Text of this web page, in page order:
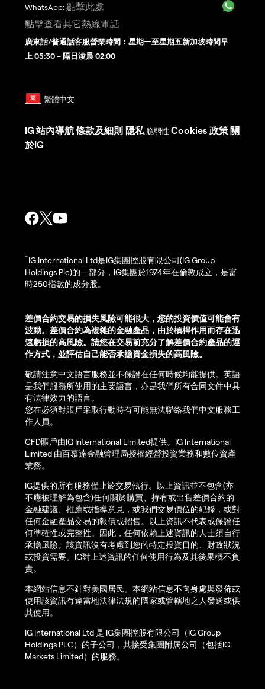
WhatsApp: 點擊此處
點擊查看其它熱線電話
廣東話/普通話客服營業時間：星期一至星期五新加坡時間早
上 05:30 – 隔日淩晨 02:00
IG 站內導航條款及細則 隱私 脆弱性 Cookies 政策 關
於IG
^IG International Ltd是IG集團控股有限公司(IG Group
Holdings Plc)的一部分，IG集團於1974年在倫敦成立，是富
時250指數的成分股。
差價合約交易的損失風險可能很大，您的投資價值可能會有
波動。差價合約為複雜的金融產品，由於槓桿作用而存在迅
速虧損的高風險。請您在交易前充分了解差價合約產品的運
作方式，並評估自己能否承擔資金損失的高風險。
敬請注意中文語言服務並不保證在任何時候均能提供。英語
是我們服務所使用的主要語言，亦是我們所有合同文件中具
有法律效力的語言。
您在必須對賬戶采取行動時有可能無法聯絡我們中文服務工
作人員。
CFD賬戶由IG International Limited提供。IG International
Limited 由百慕達金融管理局授權經營投資業務和數位資產
業務。
IG提供的所有服務僅止於交易執行。以上資訊並不包含(亦
不應被理解為包含)任何關於購買、持有或出售差價合約的
金融建議、推薦或指導意見，或我們交易價位的紀錄，或對
任何金融產品交易的報價或招售。以上資訊不代表或保證任
何準確性或完整性。因此，任何依賴上述資訊的人士須自行
承擔風險。該資訊沒有考慮到您的特定投資目的、財政狀況
或投資需要。IG對上述資訊的任何使用行為及其後果概不負
責。
本網站信息不針對美國居民。本網站信息不向身處與發佈或
使用該資訊有違當地法律法規的國家或管轄地之人發送或供
其使用。
IG International Ltd 是 IG集團控股有限公司（IG Group
Holdings PLC）的子公司，其接受集團附属公司（包括IG
Markets Limited）的服務。